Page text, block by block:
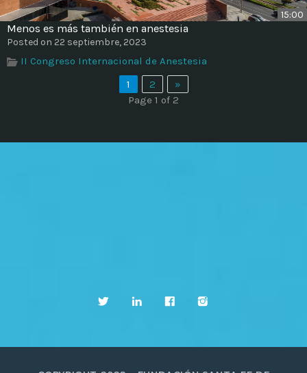
15:00
Menos es más también en anestesia
Posted on 22 septiembre, 2023
II Congreso Internacional de Anestesia
1
2
»
Page 1 of 2